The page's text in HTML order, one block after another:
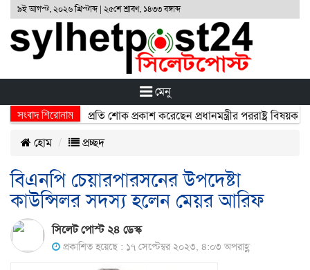
৯ই আগস্ট, ২০২৬ খ্রিস্টাব্দ | ২৫শে শ্রাবণ, ১৪৩৩ বঙ্গাব্দ
মেনু
সংবাদ শিরোনাম
নিহতদের প্রতি শোক প্রকাশ করেছেন প্রধানমন্ত্রীর পররাষ্ট্র বিষয়ক
হোম
প্রচ্ছদ
বিএনপি চেয়ারপারসনের উপদেষ্টা
কাউন্সিলর সদস্য হলেন মেয়র আরিফ
সিলেট পোস্ট ২৪ ডেস্ক
প্রকাশিত হয়েছে : ১৭ সেপ্টেম্বর ২০২৩, ৪:০৩ অপরাহ্ণ